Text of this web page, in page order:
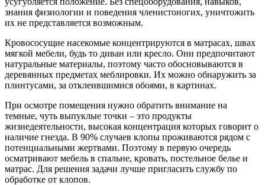
знания физиологии и поведения членистоногих, уничтожить
их не представляется возможным.
Кровососущие насекомые концентрируются в матрасах, швах
мягкой мебели, будь то диван или кресло. Они предпочитают
натуральные материалы, поэтому часто обосновываются в
деревянных предметах меблировки. Их можно обнаружить за
плинтусами, за отклеившимися обоями, в картинах.
При осмотре помещения нужно обратить внимание на
темные, чуть выпуклые точки – это продукты
жизнедеятельности, высокая концентрация которых говорит о
наличие гнезда. В 90% случаев клопы проживаются рядом с
потенциальными жертвами. Поэтому в первую очередь
осматривают мебель в спальне, кровать, постельное белье и
матрас. Для решения задачи лучше пригласить службу по
обработке от клопов.